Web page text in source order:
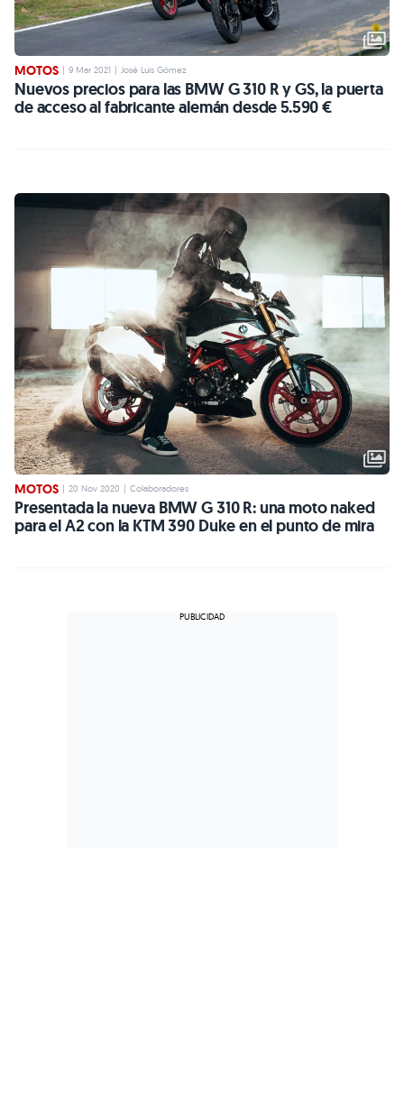
MOTOS 9 Mar 2021 José Luis Gómez
Nuevos precios para las BMW G 310 R y GS, la puerta
de acceso al fabricante alemán desde 5.590 €
MOTOS 20 Nov 2020 Colaboradores
Presentada la nueva BMW G 310 R: una moto naked
para el A2 con la KTM 390 Duke en el punto de mira